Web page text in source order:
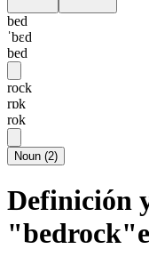
bed
ˈbɛd
bed
rock
rɒk
rok
Noun (2)
Definición